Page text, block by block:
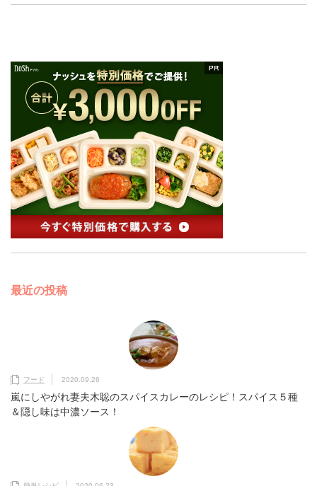
最近の投稿
フード 2020.09.26
嵐にしやがれ妻夫木聡のスパイスカレーのレシピ！スパイス５種
＆隠し味は中濃ソース！